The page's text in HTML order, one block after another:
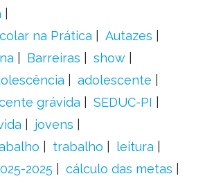
na Prática
Autazes
Barreiras
show
adolescente
grávida
SEDUC-PI
jovens
trabalho
leitura
2025
cálculo das metas